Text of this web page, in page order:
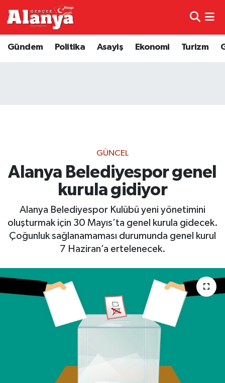
Gündem Politika Asayiş Ekonomi Turizm
GÜNCEL
Alanya Belediyespor genel
kurula gidiyor
Alanya Belediyespor Kulübü yeni yönetimini
oluşturmak için 30 Mayıs’ta genel kurula gidecek.
Çoğunluk sağlanamaması durumunda genel kurul
7 Haziran’a ertelenecek.
Genel
Ekonomi
Gizlilik İlkeleri - Privacy Policy
Güncel
Gündem
Politika
Trafik Durumu
Haber Arşivi